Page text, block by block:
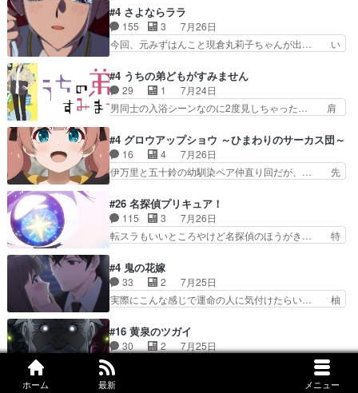
ホーム 最新 メニュー
みかたが雑になってきてるな… イキりカストルは
怖がりやったかあスピカな… 鏡の世界への突入と
新たな依頼サブタイトル…
ナリーゼの悪魔の囁きwクリフとエリナ… 悪魔の
囁きやめてくださいwおい、1番重要… ゼニスも
感情が出てきてて良い方向に進んで… 第５話を
ABEMAで視聴しました。視聴に… クリフとエリ
相変わらずで草ルディ君釣り… ルーデウスにシル
フィエットとロキシーとの… 離れ離れになったり
別れがあったり絶望の大…
#4 さよならララ
155 3
7月26日
今回、元みずはんこと現倉丸莉子ちゃんが出… い
様とは...本当の愛とは...なんぞ… テンポの良いボ
ケとツッコミで笑わせつつ、… この作品、ストー
リーにも登場人物にも全く… 家で机に向かってる
時の貧乏ゆすりとか、ラ… お姉ちゃんと話せ
に、ララは何を思うのだ… 息をするかのように3
話まで視聴。2026… ララの王子様探しが本格的
に動き出した回。…
#4 うちの弟どもがすみません
29 1
7月24日
男同士の入浴シーンなのに2度見しちゃった… 肩
散歩って逃げるよね！糸と類を助けよう… 類の面
倒見るのが1番大変そう糸は誰とでも… 源くんを
甘えさせるまでの糸と周りの出来事… 源くん、甘
えちゃうぞ宣言。思ったよりラブ… 糸ちゃんのま
目的を忘れてますますヤング… でも央太と親しく
するのは嫌。世話を拒んで… ゴメス（カエル）外
で散歩させてたのか(*…
#4 グロウアップショウ ～ひまわりのサーカス団～
16 4
7月26日
伊万里と五十鈴の幼馴染ペア仲直り回だが、… 先
や、これ素晴らしいコメディアニメだな。… 水着
回なのにビキニじゃない！これは時代背… 今回は
推しの吾野伊万里ちゃん担当回。これ… 伊万里さ
んの手品回であり水着回ね。瑞佳ち… 売り上げが
タ教育のせいで瑞佳がヒモカス… 伊万里ちゃんの
人前での苦手意識を抱えなが… 第４話をｄアニメ
ストアで視聴しました。視…
#26 名探偵プリキュア！
115 3
7月26日
転スラもいいところやけど名探偵のほうがき… 特
なはプリキュア仲間には自分が未来から… の活
躍、敵を圧倒ってのはおおよその流れだ… キュア
エクレール初変身＆初戦闘。プリキュ… キュアエ
クレールは強いが力を制御できない… キュアエク
ッコロで始まってちょっ… バカおもろいやん
www実質まどマギやんけ… しかも実質的にエク
レールが倒したビルであ…
#4 鬼の花嫁
33 2
7月25日
実際にこんな感じで運命の人に気付けたらい… 柚
の花嫁は一見すると甘い夢、理想の天国… 玲夜さ
んのご両親の登場ですこの世に数多い… 玲夜のお
父さんが石田彰だったことに驚きを… 主人公自分
の立場わかって無さすぎやしまた… ヨミツガと
BLEACHは完全に豪華な展開… 透子ちゃん、柚
#16 黄泉のツガイ
30 2
7月25日
何も知らない子供を殺して天下を取るような… イ
ワンの刀が斬った者の中にまさかの…影森… 激し